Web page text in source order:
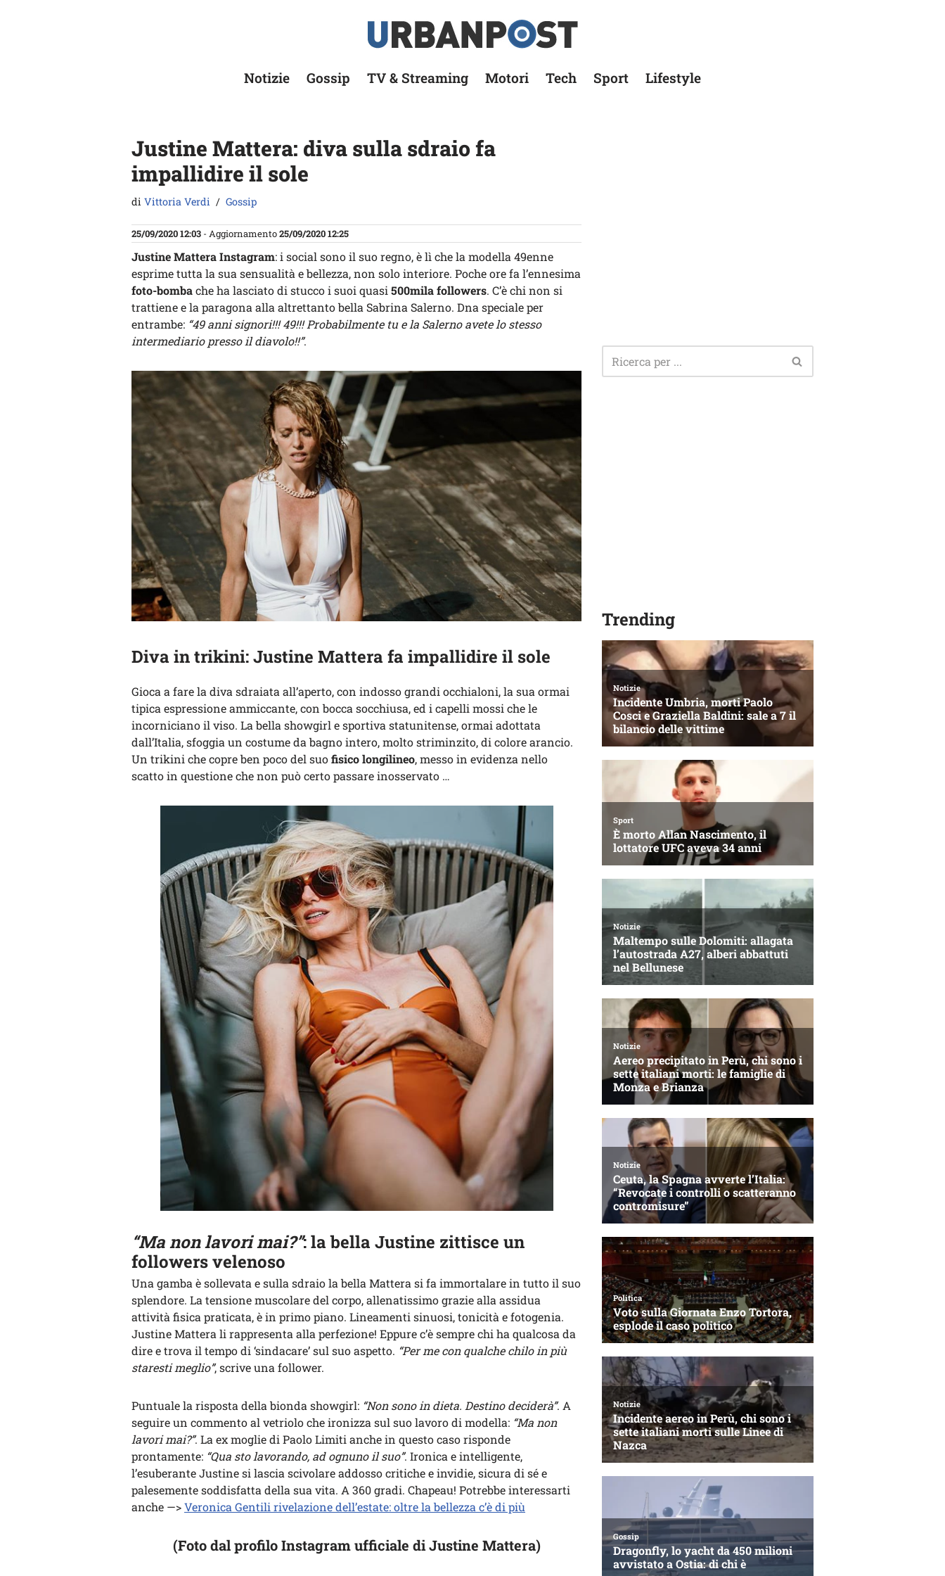
Notizie Gossip TV & Streaming Motori Tech Sport Lifestyle
Justine Mattera: diva sulla sdraio fa
impallidire il sole
di Vittoria Verdi Gossip
25/09/2020 12:03 - Aggiornamento25/09/2020 12:25
Justine Mattera Instagram: i social sono il suo regno, è lì che la modella 49enne
esprime tutta la sua sensualità e bellezza, non solo interiore. Poche ore fa l’ennesima
foto-bombache ha lasciato di stucco i suoi quasi 500mila followers. C’è chi non si
trattiene e la paragona alla altrettanto bella Sabrina Salerno. Dna speciale per
entrambe: “49 anni signori!!! 49!!! Probabilmente tu e la Salerno avete lo stesso
intermediario presso il diavolo!!”.
Diva in trikini: Justine Mattera fa impallidire il sole
Gioca a fare la diva sdraiata all’aperto, con indosso grandi occhialoni, la sua ormai
tipica espressione ammiccante, con bocca socchiusa, ed i capelli mossi che le
incorniciano il viso. La bella showgirl e sportiva statunitense, ormai adottata
dall’Italia, sfoggia un costume da bagno intero, molto striminzito, di colore arancio.
Un trikini che copre ben poco del suofisico longilineo, messo in evidenza nello
scatto in questione che non può certo passare inosservato …
“Ma non lavori mai?”: la bella Justine zittisce un
followers velenoso
Una gamba è sollevata e sulla sdraio la bella Mattera si fa immortalare in tutto il suo
splendore. La tensione muscolare del corpo, allenatissimo grazie alla assidua
attività fisica praticata, è in primo piano. Lineamenti sinuosi, tonicità e fotogenia.
Justine Mattera li rappresenta alla perfezione! Eppure c’è sempre chi ha qualcosa da
dire e trova il tempo di ‘sindacare’ sul suo aspetto. “Per me con qualche chilo in più
staresti meglio”, scrive una follower.
Puntuale la risposta della bionda showgirl: “Non sono in dieta. Destino deciderà”. A
seguire un commento al vetriolo che ironizza sul suo lavoro di modella: “Ma non
lavori mai?”. La ex moglie di Paolo Limiti anche in questo caso risponde
prontamente: “Qua sto lavorando, ad ognuno il suo”. Ironica e intelligente,
l’esuberante Justine si lascia scivolare addosso critiche e invidie, sicura di sé e
palesemente soddisfatta della sua vita. A 360 gradi. Chapeau! Potrebbe interessarti
anche —>Veronica Gentili rivelazione dell’estate: oltre la bellezza c’è di più
(Foto dal profilo Instagram ufficiale di Justine Mattera)
Trending